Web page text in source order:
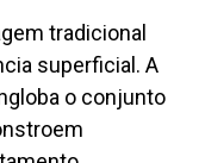
tradicional
superficial. A
o conjunto